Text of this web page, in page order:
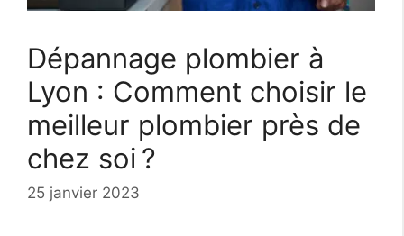
Dépannage plombier à
Lyon : Comment choisir le
meilleur plombier près de
chez soi ?
25 janvier 2023